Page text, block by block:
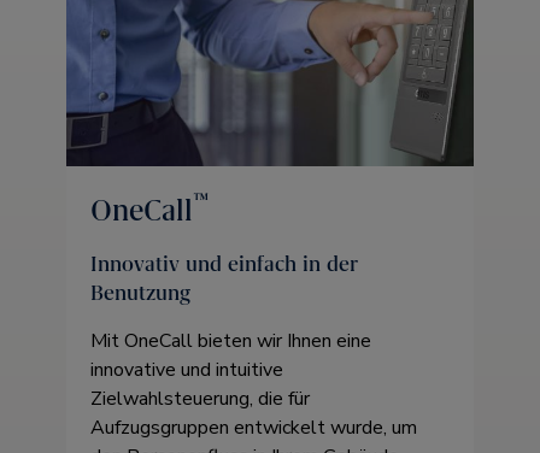
OneCall™
Innovativ und einfach in der
Benutzung
Mit OneCall bieten wir Ihnen eine
innovative und intuitive
Zielwahlsteuerung, die für
Aufzugsgruppen entwickelt wurde, um